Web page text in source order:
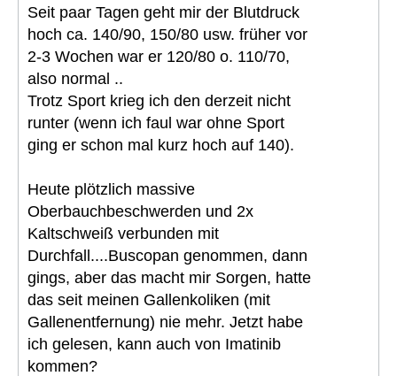
Seit paar Tagen geht mir der Blutdruck
hoch ca. 140/90, 150/80 usw. früher vor
2-3 Wochen war er 120/80 o. 110/70,
also normal ..
Trotz Sport krieg ich den derzeit nicht
runter (wenn ich faul war ohne Sport
ging er schon mal kurz hoch auf 140).
Heute plötzlich massive
Oberbauchbeschwerden und 2x
Kaltschweiß verbunden mit
Durchfall....Buscopan genommen, dann
gings, aber das macht mir Sorgen, hatte
das seit meinen Gallenkoliken (mit
Gallenentfernung) nie mehr. Jetzt habe
ich gelesen, kann auch von Imatinib
kommen?